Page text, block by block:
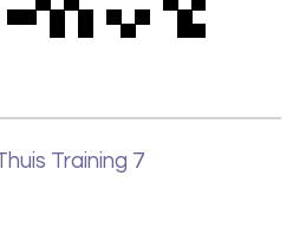
Training 7